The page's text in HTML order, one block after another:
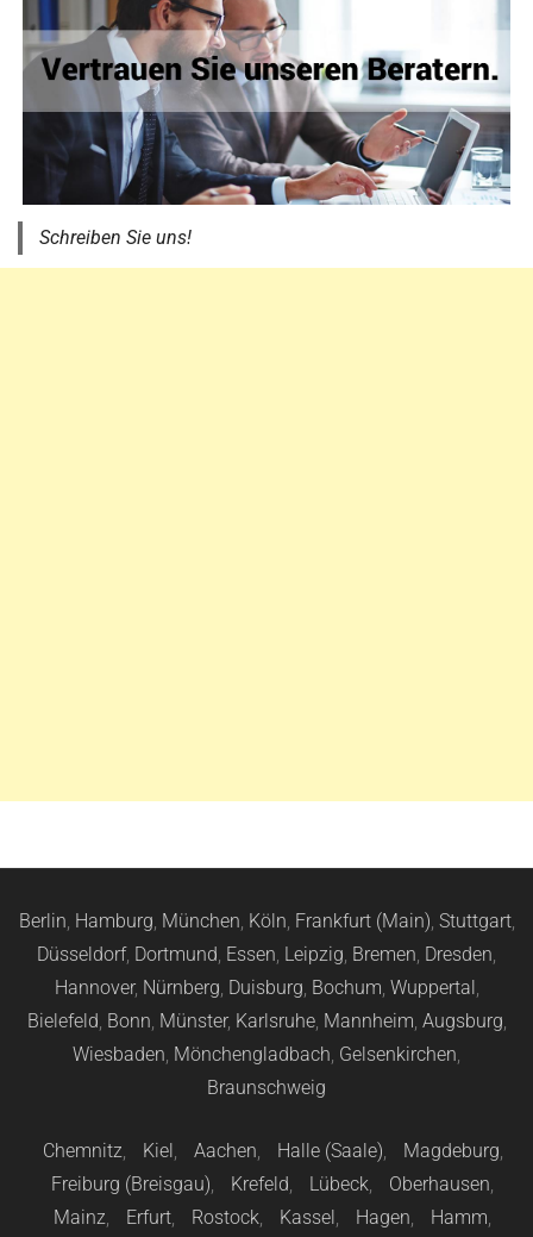
Schreiben Sie uns!
Berlin, Hamburg, München, Köln, Frankfurt (Main), Stuttgart,
Düsseldorf, Dortmund, Essen, Leipzig, Bremen, Dresden,
Hannover, Nürnberg, Duisburg, Bochum, Wuppertal,
Bielefeld, Bonn, Münster, Karlsruhe, Mannheim, Augsburg,
Wiesbaden, Mönchengladbach, Gelsenkirchen,
Braunschweig
Chemnitz, Kiel, Aachen, Halle (Saale), Magdeburg,
Freiburg (Breisgau), Krefeld, Lübeck, Oberhausen,
Mainz, Erfurt, Rostock, Kassel, Hagen, Hamm,